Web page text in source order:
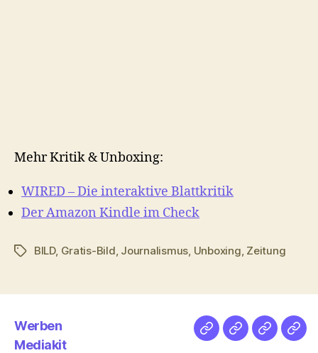
Mehr Kritik & Unboxing:
WIRED – Die interaktive Blattkritik
Der Amazon Kindle im Check
Schlagwörter
BILD, Gratis-Bild Journalismus Unboxing Zeitung
Werben
Mediakit
NetzMedien